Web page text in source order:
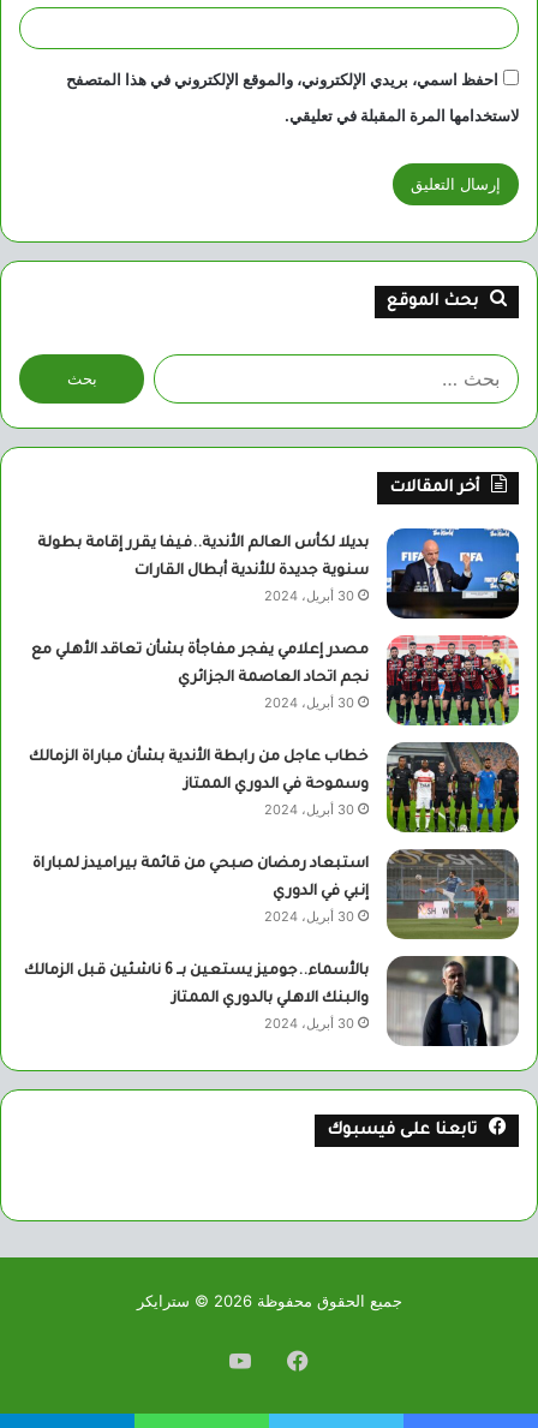
احفظ اسمي، بريدي الإلكتروني، والموقع الإلكتروني في هذا المتصفح
لاستخدامها المرة المقبلة في تعليقي.
بحث الموقع
البحث
عن:
أخر المقالات
بديلا لكأس العالم الأندية..فيفا يقرر إقامة بطولة
سنوية جديدة للأندية أبطال القارات
30 أبريل، 2024
مصدر إعلامي يفجر مفاجأة بشأن تعاقد الأهلي مع
نجم اتحاد العاصمة الجزائري
30 أبريل، 2024
خطاب عاجل من رابطة الأندية بشأن مباراة الزمالك
وسموحة في الدوري الممتاز
30 أبريل، 2024
استبعاد رمضان صبحي من قائمة بيراميدز لمباراة
إنبي في الدوري
30 أبريل، 2024
بالأسماء..جوميز يستعين بــ 6 ناشئين قبل الزمالك
والبنك الاهلي بالدوري الممتاز
30 أبريل، 2024
تابعنا على فيسبوك
جميع الحقوق محفوظة 2026 © سترايكر
فيسبوكيوتيوب